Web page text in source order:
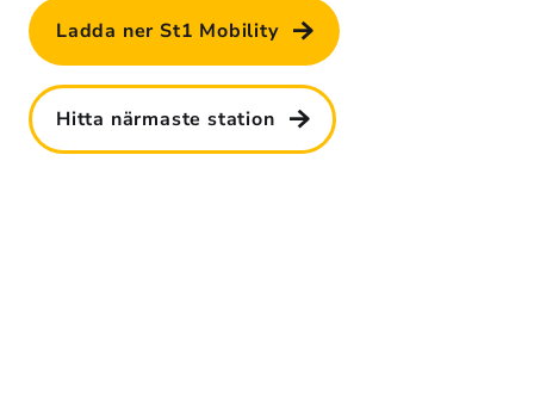
Ladda ner St1 Mobility
Hitta närmaste station